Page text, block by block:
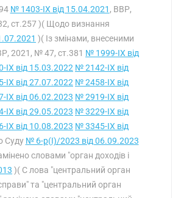
№ 1403-IX від 15.04.2021 , ВВР,
ст.257 )( Щодо визнання
)( Із змінами, внесеними
2021, № 47, ст.381 № 1999-IX від
IX від 15.03.2022 № 2142-IX від
IX від 27.07.2022 № 2458-IX від
IX від 06.02.2023 № 2919-IX від
IX від 29.05.2023 № 3229-IX від
IX від 10.08.2023 № 3345-IX від
Суду № 6-р(I)/2023 від 06.09.2023
словами "орган доходів і
)( С лова "центральний орган
та "центральний орган